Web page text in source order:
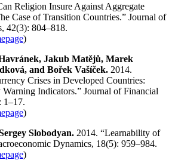
Religion Insure Against Aggregate
Case of Transition Countries.” Journal of
42(3): 804–818.
)
Jakub Matějů, Marek
and Bořek Vašíček. 2014.
Crises in Developed Countries:
Indicators.” Journal of Financial
1–17.
)
Slobodyan. 2014. “Learnability of
Dynamics, 18(5): 959–984.
)